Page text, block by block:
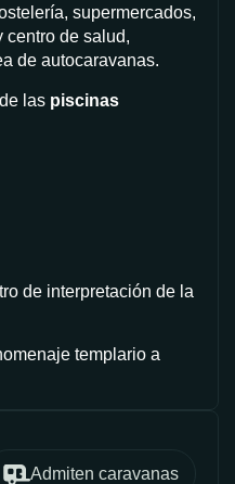
supermercados,
centro de salud,
de autocaravanas.
las piscinas
de interpretación de la
templario a
Admiten caravanas